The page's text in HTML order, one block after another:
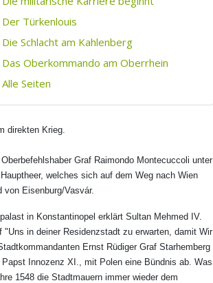
Der Türkenlouis
Die Schlacht am Kahlenberg
Das Oberkommando am Oberrhein
Alle Seiten
direkten Krieg.
Graf Raimondo Montecuccoli unter
welches sich auf dem Weg nach Wien
Eisenburg/Vasvár.
in Konstantinopel erklärt Sultan Mehmed IV.
in deiner Residenzstadt zu erwarten, damit Wir
Ernst Rüdiger Graf Starhemberg
Innozenz XI., mit Polen eine Bündnis ab. Was
1548 die Stadtmauern immer wieder dem